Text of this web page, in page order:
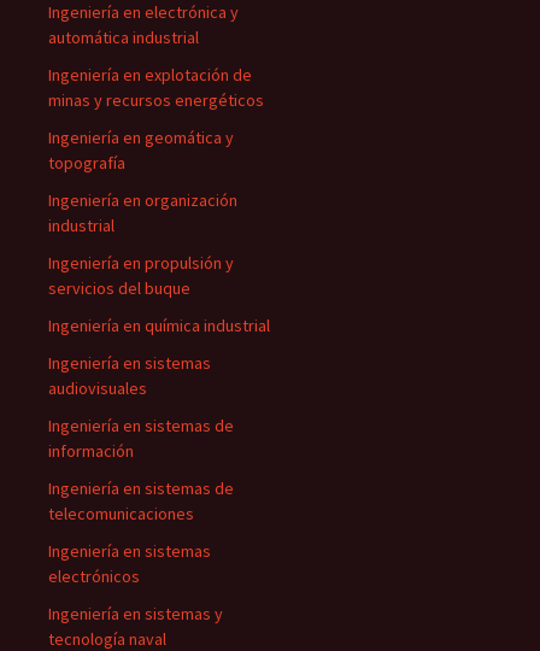
Ingeniería en electrónica y
automática industrial
Ingeniería en explotación de
minas y recursos energéticos
Ingeniería en geomática y
topografía
Ingeniería en organización
industrial
Ingeniería en propulsión y
servicios del buque
Ingeniería en química industrial
Ingeniería en sistemas
audiovisuales
Ingeniería en sistemas de
información
Ingeniería en sistemas de
telecomunicaciones
Ingeniería en sistemas
electrónicos
Ingeniería en sistemas y
tecnología naval